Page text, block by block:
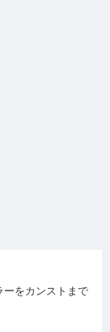
ーをカンストまで